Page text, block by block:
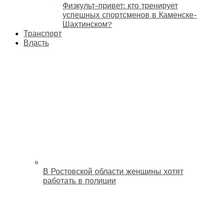
Физкульт-привет: кто тренирует
успешных спортсменов в Каменске-
Шахтинском?
Транспорт
Власть
В Ростовской области женщины хотят
работать в полиции